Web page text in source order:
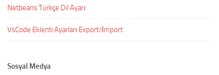
Netbeans Türkçe Dil Ayarı
VsCode Eklenti Ayarları Export/İmport
Sosyal Medya